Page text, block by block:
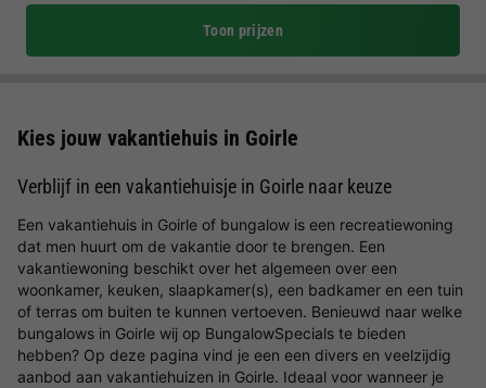
Toon prijzen
Kies jouw vakantiehuis in Goirle
Verblijf in een vakantiehuisje in Goirle naar keuze
Een vakantiehuis in Goirle of bungalow is een recreatiewoning
dat men huurt om de vakantie door te brengen. Een
vakantiewoning beschikt over het algemeen over een
woonkamer, keuken, slaapkamer(s), een badkamer en een tuin
of terras om buiten te kunnen vertoeven. Benieuwd naar welke
bungalows in Goirle wij op BungalowSpecials te bieden
hebben? Op deze pagina vind je een een divers en veelzijdig
aanbod aan vakantiehuizen in Goirle. Ideaal voor wanneer je